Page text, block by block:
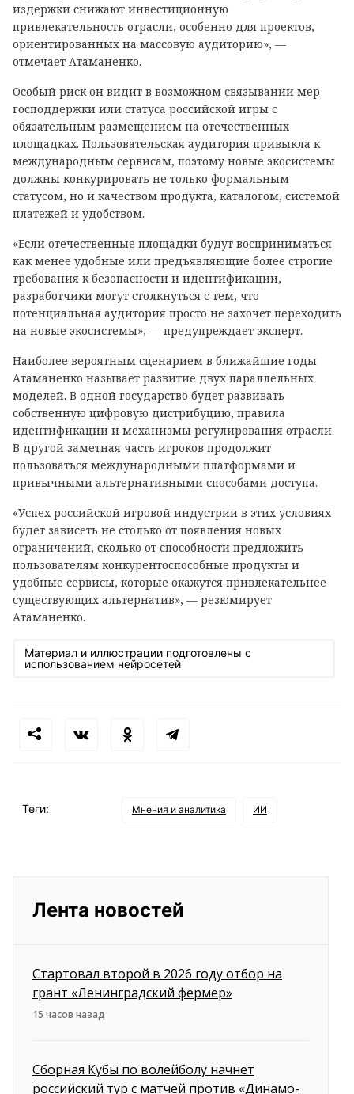
издержки снижают инвестиционную
привлекательность отрасли, особенно для проектов,
ориентированных на массовую аудиторию», —
отмечает Атаманенко.
Особый риск он видит в возможном связывании мер
господдержки или статуса российской игры с
обязательным размещением на отечественных
площадках. Пользовательская аудитория привыкла к
международным сервисам, поэтому новые экосистемы
должны конкурировать не только формальным
статусом, но и качеством продукта, каталогом, системой
платежей и удобством.
«Если отечественные площадки будут восприниматься
как менее удобные или предъявляющие более строгие
требования к безопасности и идентификации,
разработчики могут столкнуться с тем, что
потенциальная аудитория просто не захочет переходить
на новые экосистемы», — предупреждает эксперт.
Наиболее вероятным сценарием в ближайшие годы
Атаманенко называет развитие двух параллельных
моделей. В одной государство будет развивать
собственную цифровую дистрибуцию, правила
идентификации и механизмы регулирования отрасли.
В другой заметная часть игроков продолжит
пользоваться международными платформами и
привычными альтернативными способами доступа.
«Успех российской игровой индустрии в этих условиях
будет зависеть не столько от появления новых
ограничений, сколько от способности предложить
пользователям конкурентоспособные продукты и
удобные сервисы, которые окажутся привлекательнее
существующих альтернатив», — резюмирует
Атаманенко.
Материал и иллюстрации подготовлены с
использованием нейросетей
Теги: Мнения и аналитика ИИ
Лента новостей
Стартовал второй в 2026 году отбор на
грант «Ленинградский фермер»
15 часов назад
Сборная Кубы по волейболу начнет
российский тур с матчей против «Динамо-